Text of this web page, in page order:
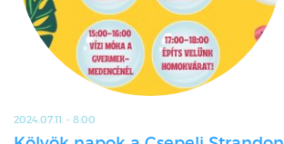
2024.07.11. - 8:00